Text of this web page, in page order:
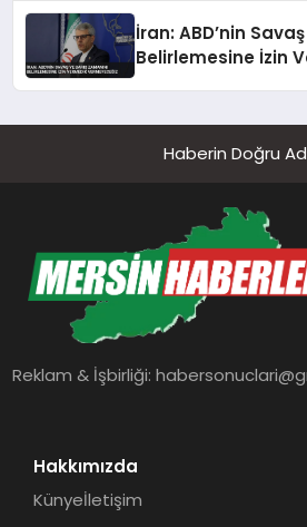
İran: ABD’nin
Belirlemesine İzin
Haberin Doğru
Reklam & İşbirliği:
Hakkımızda
Künyeİletişim